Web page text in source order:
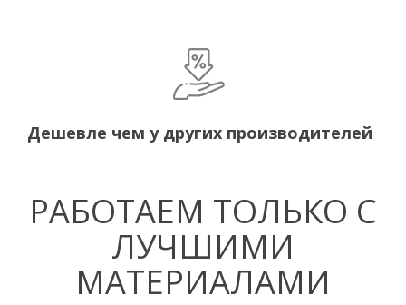
Дешевле чем у других производителей
РАБОТАЕМ ТОЛЬКО С
ЛУЧШИМИ
МАТЕРИАЛАМИ